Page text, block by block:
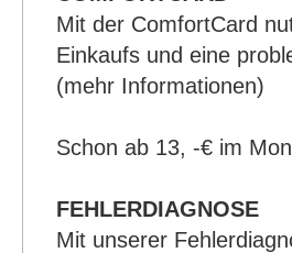
Mit der ComfortCard
Einkaufs und eine
(mehr Informationen)
Schon ab 13, -€ im
FEHLERDIAGNOSE
Mit unserer